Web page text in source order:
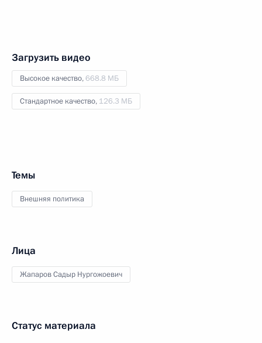
Загрузить видео
Высокое качество,668.8 МБ
Стандартное качество, 126.3 МБ
Темы
Внешняя политика
Лица
Жапаров Садыр Нургожоевич
Статус материала